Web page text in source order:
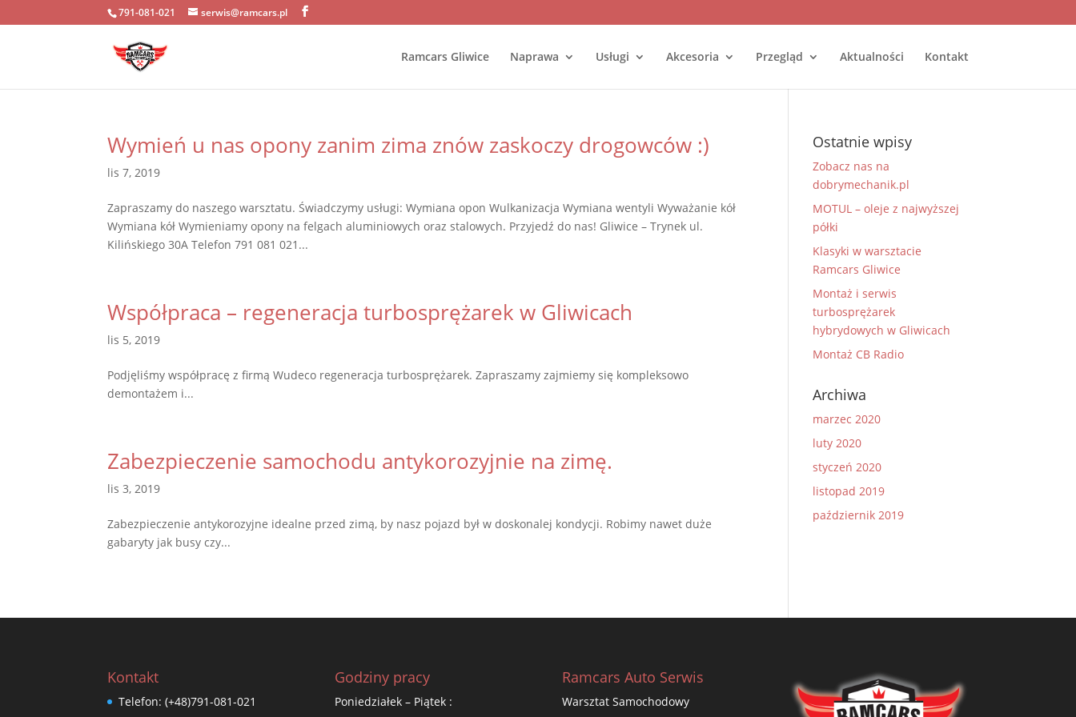
791-081-021 serwis@ramcars.pl
Ramcars Gliwice Naprawa Usługi Akcesoria Przegląd Aktualności Kontakt
Wymień u nas opony zanim zima znów zaskoczy drogowców :)
lis 7, 2019
Zapraszamy do naszego warsztatu. Świadczymy usługi: Wymiana opon Wulkanizacja Wymiana wentyli Wyważanie kół
Wymiana kół Wymieniamy opony na felgach aluminiowych oraz stalowych. Przyjedź do nas! Gliwice – Trynek ul.
Kilińskiego 30A Telefon 791 081 021...
Współpraca – regeneracja turbosprężarek w Gliwicach
lis 5, 2019
Podjęliśmy współpracę z firmą Wudeco regeneracja turbosprężarek. Zapraszamy zajmiemy się kompleksowo
demontażem i...
Zabezpieczenie samochodu antykorozyjnie na zimę.
lis 3, 2019
Zabezpieczenie antykorozyjne idealne przed zimą, by nasz pojazd był w doskonalej kondycji. Robimy nawet duże
gabaryty jak busy czy...
Ostatnie wpisy
Zobacz nas na
dobrymechanik.pl
MOTUL – oleje z najwyższej
półki
Klasyki w warsztacie
Ramcars Gliwice
Montaż i serwis
turbosprężarek
hybrydowych w Gliwicach
Montaż CB Radio
Archiwa
marzec 2020
luty 2020
styczeń 2020
listopad 2019
październik 2019
Kontakt
Telefon:(+48)791-081-021
Godziny pracy
Poniedziałek – Piątek :
Ramcars Auto Serwis
Warsztat Samochodowy